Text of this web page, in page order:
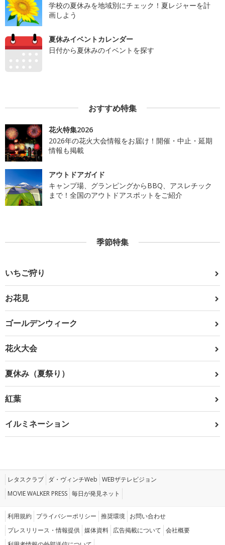
学校の夏休みを地域別にチェック！夏レジャーを計
画しよう
夏休みイベントカレンダー
日付から夏休みのイベントを探す
おすすめ特集
花火特集2026
2026年の花火大会情報をお届け！開催・中止・延期
情報も掲載
アウトドアガイド
キャンプ場、グランピングからBBQ、アスレチック
まで！全国のアウトドアスポットをご紹介
季節特集
いちご狩り
お花見
ゴールデンウィーク
花火大会
夏休み（夏祭り）
紅葉
イルミネーション
レタスクラブ ダ・ヴィンチWeb WEBザテレビジョン
MOVIE WALKER PRESS 毎日が発見ネット
利用規約 プライバシーポリシー 推奨環境 お問い合わせ
プレスリリース・情報提供 媒体資料 広告掲載について 会社概要